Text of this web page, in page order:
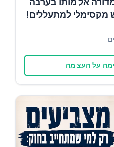
אל מותו בערבה
מקסימלי למתעללים!
על העצומה